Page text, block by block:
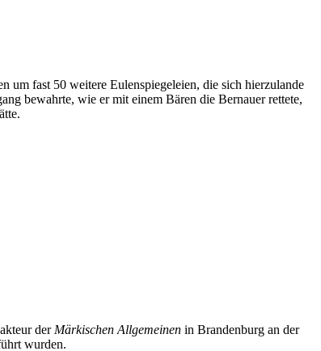
um fast 50 weitere Eulenspiegeleien, die sich hierzulande
bewahrte, wie er mit einem Bären die Bernauer rettete,
der Märkischen Allgemeinen in Brandenburg an der
wurden.